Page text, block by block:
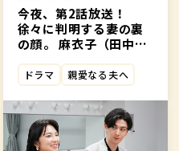
今夜、第2話放送！
徐々に判明する妻の裏
の顔――。 麻衣子（田中麗
大）、 仕組まれた出会
いが明らかに！
ドラマ 親愛なる夫へ